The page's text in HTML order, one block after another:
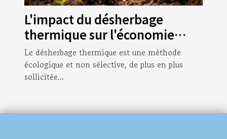
L'impact du désherbage
thermique sur l'économie
agricole mondiale
Le désherbage thermique est une méthode
écologique et non sélective, de plus en plus
sollicitée...